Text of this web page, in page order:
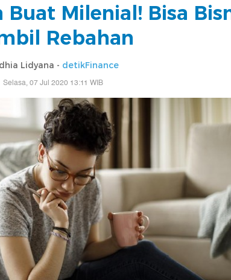
Buat Milenial! Bisa
Rebahan
Lidyana - detikFinance
Selasa, 07 Jul 2020 13:11 WIB